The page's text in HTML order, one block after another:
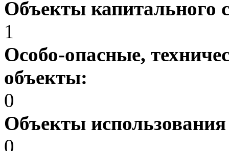
Объекты капитального
1
Особо-опасные,
объекты:
0
Объекты
0